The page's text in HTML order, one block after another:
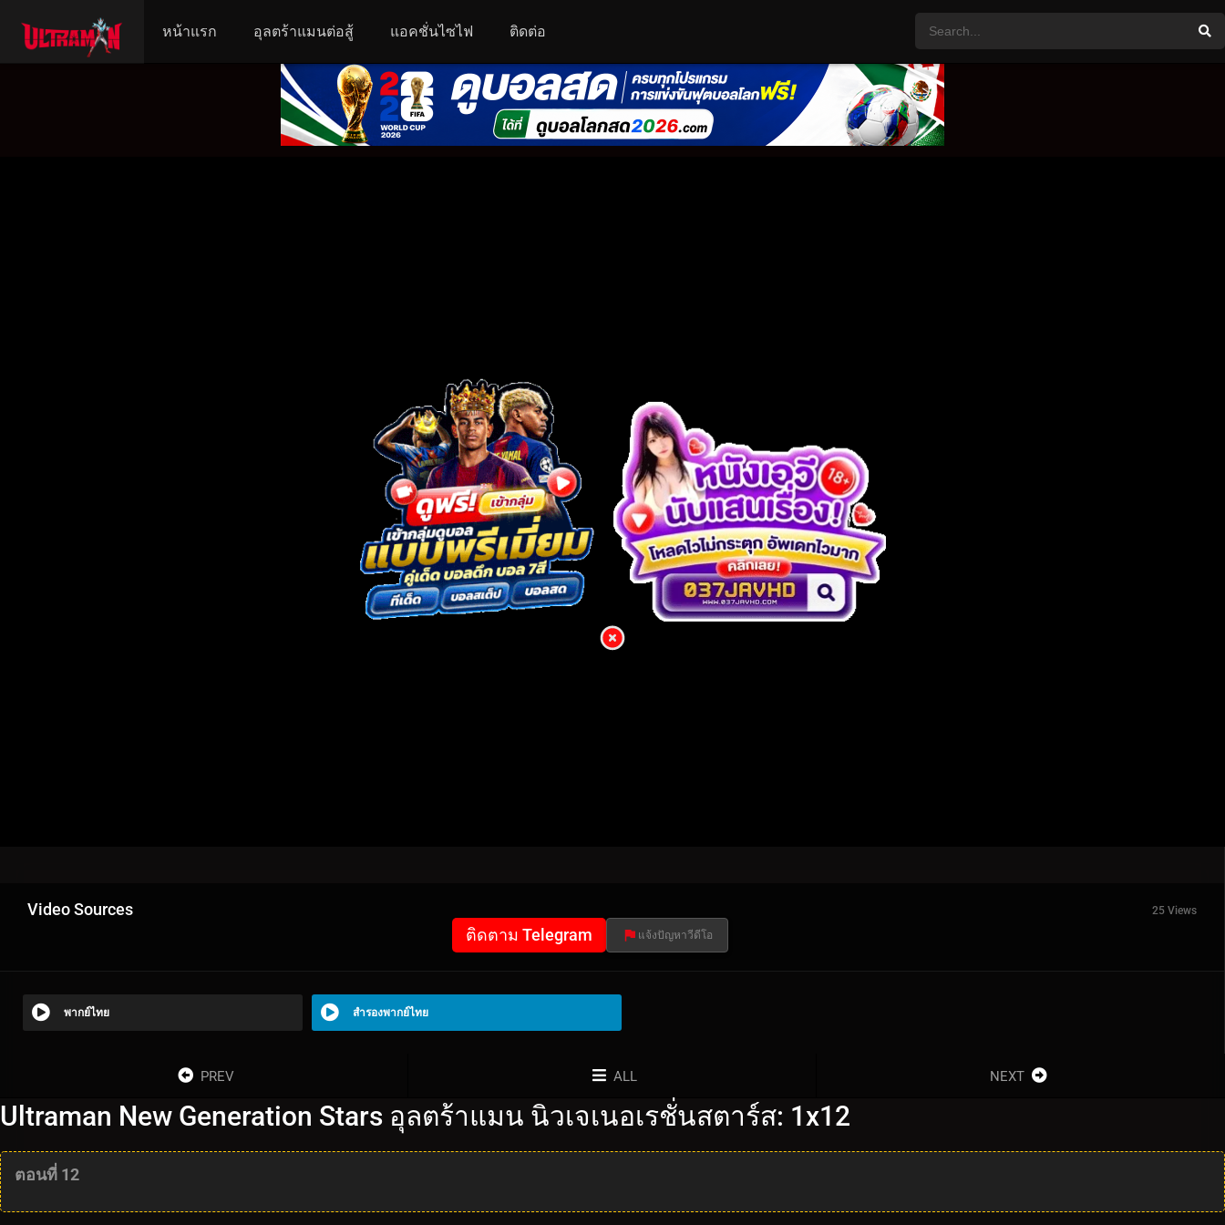
หน้าแรก อุลตร้าแมนต่อสู้ แอคชั่นไซไฟ ติดต่อ
Video Sources 25 Views
ติดตาม Telegram แจ้งปัญหาวีดีโอ
พากย์ไทย สำรองพากย์ไทย
PREV ALL NEXT
Ultraman New Generation Stars อุลตร้าแมน นิวเจเนอเรชั่นสตาร์ส: 1x12
ตอนที่ 12